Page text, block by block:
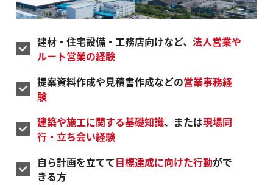
建材・住宅設備・工務店向けなど、 法人営業や
ルート営業の経験
提案資料作成や見積書作成などの営業事務経
験
建築や施工に関する基礎知識、または現場同
行・立ち会い経験
自ら計画を立てて目標達成に向けた行動がで
きる方